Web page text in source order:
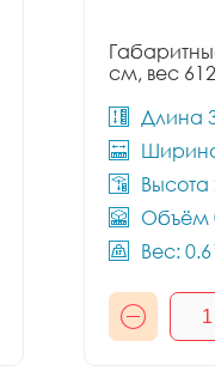
см, вес
Длина
Объём
Вес: